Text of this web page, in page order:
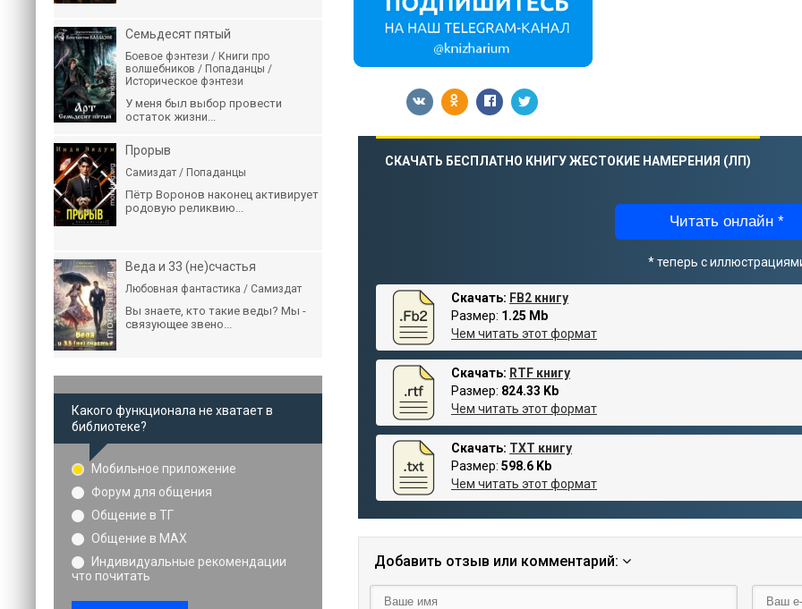
СКАЧАТЬ БЕСПЛАТНО КНИГУ ЖЕСТОКИЕ НАМЕРЕНИЯ (ЛП)
Читать онлайн *
* теперь с
Скачать: FB2 книгу
Размер: 1.25 Mb
Чем читать этот формат
Скачать: RTF книгу
Размер: 824.33 Kb
Чем читать этот формат
Скачать: TXT книгу
Размер: 598.6 Kb
Чем читать этот формат
Добавить отзыв или комментарий:
Семьдесят пятый
Боевое фэнтези / Книги про
волшебников / Попаданцы /
Историческое фэнтези
У меня был выбор провести
остаток жизни...
Прорыв
Самиздат / Попаданцы
Пётр Воронов наконец активирует
родовую реликвию...
Веда и 33 (не)счастья
Любовная фантастика / Самиздат
Вы знаете, кто такие веды? Мы -
связующее звено...
Какого функционала не хватает в
библиотеке?
Мобильное приложение
Форум для общения
Общение в ТГ
Общение в MAX
Индивидуальные рекомендации
что почитать